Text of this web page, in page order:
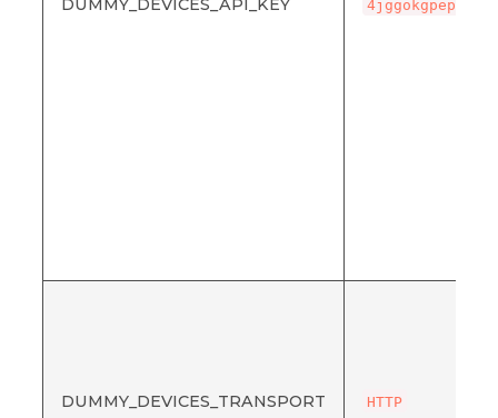
DUMMY_DEVICES_API_KEY
DUMMY_DEVICES_TRANSPORT HTTP